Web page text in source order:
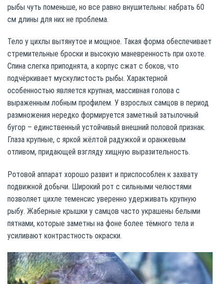
рыбы чуть поменьше, но все равно внушительны: набрать 60
см длины для них не проблема.
Тело у цихлы вытянутое и мощное. Такая форма обеспечивает
стремительные броски и высокую маневренность при охоте.
Спина слегка приподнята, а корпус сжат с боков, что
подчёркивает мускулистость рыбы. Характерной
особенностью является крупная, массивная голова с
выраженным лобным профилем. У взрослых самцов в период
размножения нередко формируется заметный затылочный
бугор – единственный устойчивый внешний половой признак.
Глаза крупные, с яркой жёлтой радужкой и оранжевым
отливом, придающей взгляду хищную выразительность.
Ротовой аппарат хорошо развит и приспособлен к захвату
подвижной добычи. Широкий рот с сильными челюстями
позволяет цихле теменсис уверенно удерживать крупную
рыбу. Жаберные крышки у самцов часто украшены белыми
пятнами, которые заметны на фоне более тёмного тела и
усиливают контрастность окраски.